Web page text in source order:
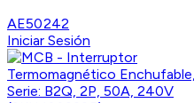
AE50242
Iniciar Sesión